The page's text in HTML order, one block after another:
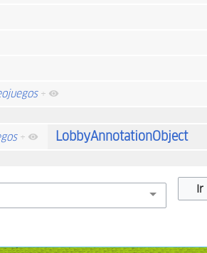
+
+ LobbyAnnotationObject